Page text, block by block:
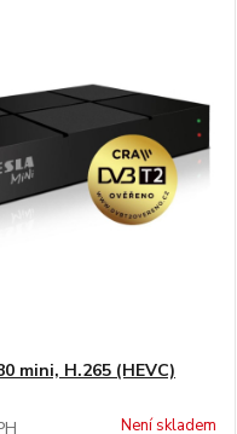
mini, H.265 (HEVC)
Není skladem